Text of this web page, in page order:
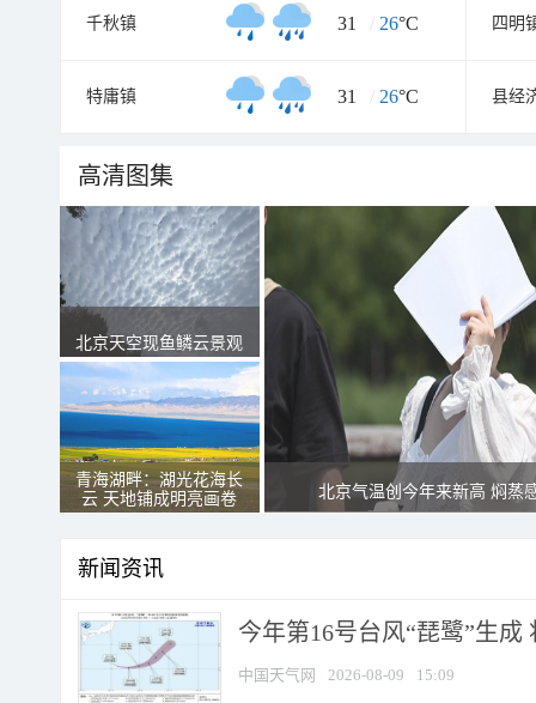
千秋镇 31 / 26°C 四明
特庸镇 31 / 26°C 县经
高清图集
北京天空现鱼鳞云景观
青海湖畔：湖光花海长
云 天地铺成明亮画卷
北京气温创今年来新高 焖蒸
新闻资讯
今年第16号台风“琵鹭”生
中国天气网 2026-08-09 15:09